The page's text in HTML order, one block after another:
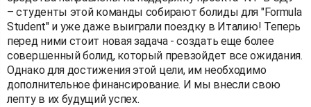
– студенты этой команды собирают болиды для "Formula
Student" и уже даже выиграли поездку в Италию! Теперь
перед ними стоит новая задача - создать еще более
совершенный болид, который превзойдет все ожидания.
Однако для достижения этой цели, им необходимо
дополнительное финансирование. И мы внесли свою
лепту в их будущий успех.